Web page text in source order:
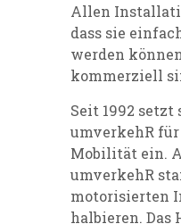
Allen
dass sie
werden
kommerziell
Seit 1992
umverkehR
Mobilität ein.
umverkehR
motorisierten
halbieren. Das